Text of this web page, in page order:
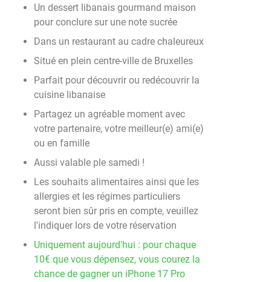
Un dessert libanais gourmand maison
pour conclure sur une note sucrée
Dans un restaurant au cadre chaleureux
Situé en plein centre-ville de Bruxelles
Parfait pour découvrir ou redécouvrir la
cuisine libanaise
Partagez un agréable moment avec
votre partenaire, votre meilleur(e) ami(e)
ou en famille
Aussi valable ple samedi !
Les souhaits alimentaires ainsi que les
allergies et les régimes particuliers
seront bien sûr pris en compte, veuillez
l'indiquer lors de votre réservation
Uniquement aujourd'hui : pour chaque
10€ que vous dépensez, vous courez la
chance de gagner un iPhone 17 Pro